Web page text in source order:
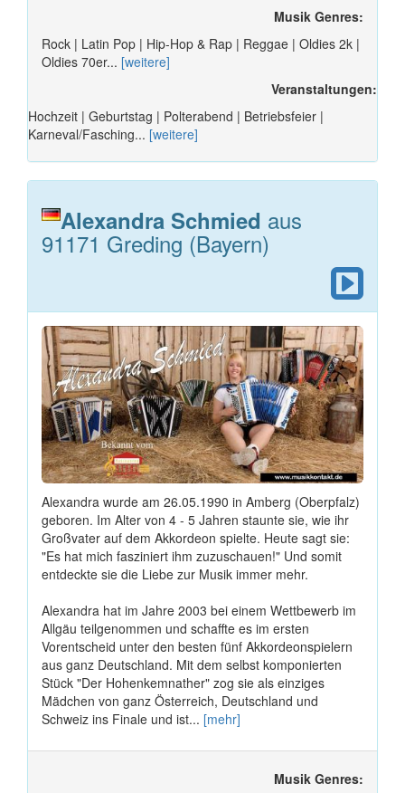
Musik Genres:
Rock | Latin Pop | Hip-Hop & Rap | Reggae | Oldies 2k |
Oldies 70er... [weitere]
Veranstaltungen:
Hochzeit | Geburtstag | Polterabend | Betriebsfeier |
Karneval/Fasching... [weitere]
Alexandra Schmied aus
91171 Greding (Bayern)
Alexandra wurde am 26.05.1990 in Amberg (Oberpfalz)
geboren. Im Alter von 4 - 5 Jahren staunte sie, wie ihr
Großvater auf dem Akkordeon spielte. Heute sagt sie:
"Es hat mich fasziniert ihm zuzuschauen!" Und somit
entdeckte sie die Liebe zur Musik immer mehr.
Alexandra hat im Jahre 2003 bei einem Wettbewerb im
Allgäu teilgenommen und schaffte es im ersten
Vorentscheid unter den besten fünf Akkordeonspielern
aus ganz Deutschland. Mit dem selbst komponierten
Stück "Der Hohenkemnather" zog sie als einziges
Mädchen von ganz Österreich, Deutschland und
Schweiz ins Finale und ist... [mehr]
Musik Genres: